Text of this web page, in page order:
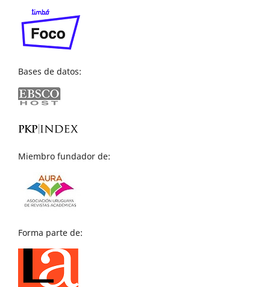
Bases de datos:
Miembro fundador de:
Forma parte de: